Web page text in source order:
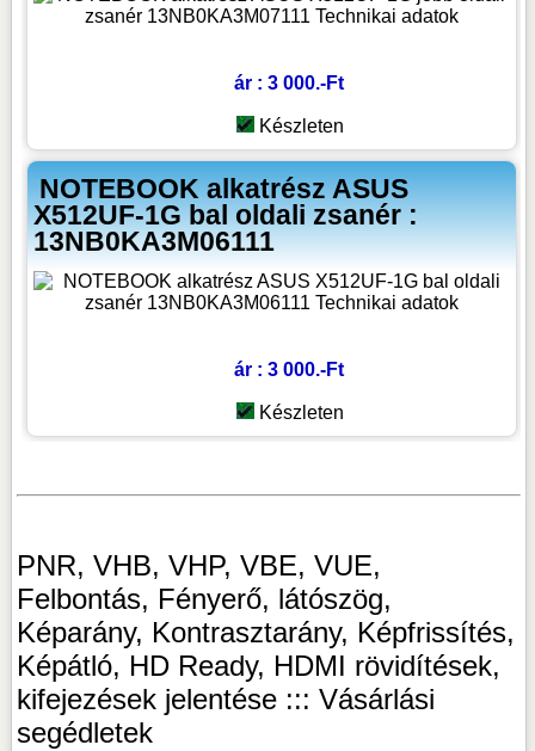
ár : 3 000.-Ft
Készleten
NOTEBOOK alkatrész ASUS
X512UF-1G bal oldali zsanér :
13NB0KA3M06111
ár : 3 000.-Ft
Készleten
PNR, VHB, VHP, VBE, VUE,
Felbontás, Fényerő, látószög,
Képarány, Kontrasztarány, Képfrissítés,
Képátló, HD Ready, HDMI rövidítések,
kifejezések jelentése ::: Vásárlási
segédletek